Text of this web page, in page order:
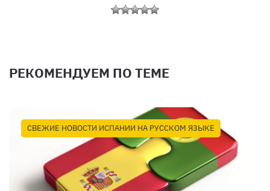
РЕКОМЕНДУЕМ ПО ТЕМЕ
СВЕЖИЕ НОВОСТИ ИСПАНИИ НА РУССКОМ ЯЗЫКЕ